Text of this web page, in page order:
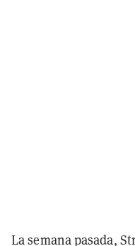
La semana pasada,